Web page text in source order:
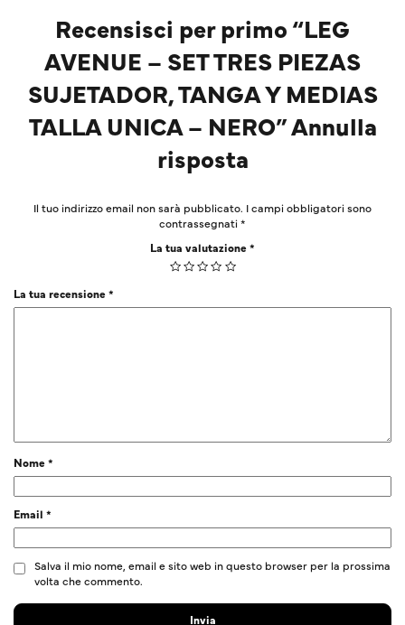
Recensisci per primo “LEG
AVENUE – SET TRES PIEZAS
SUJETADOR, TANGA Y MEDIAS
TALLA UNICA – NERO” Annulla
risposta
Il tuo indirizzo email non sarà pubblicato. I campi obbligatori sono
contrassegnati*
La tua valutazione*
La tua recensione*
Nome*
Email *
Salva il mio nome, email e sito web in questo browser per la prossima
volta che commento.